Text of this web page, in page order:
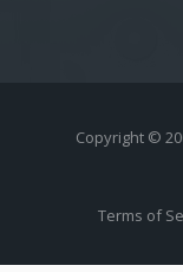
Copyright ©
Terms of